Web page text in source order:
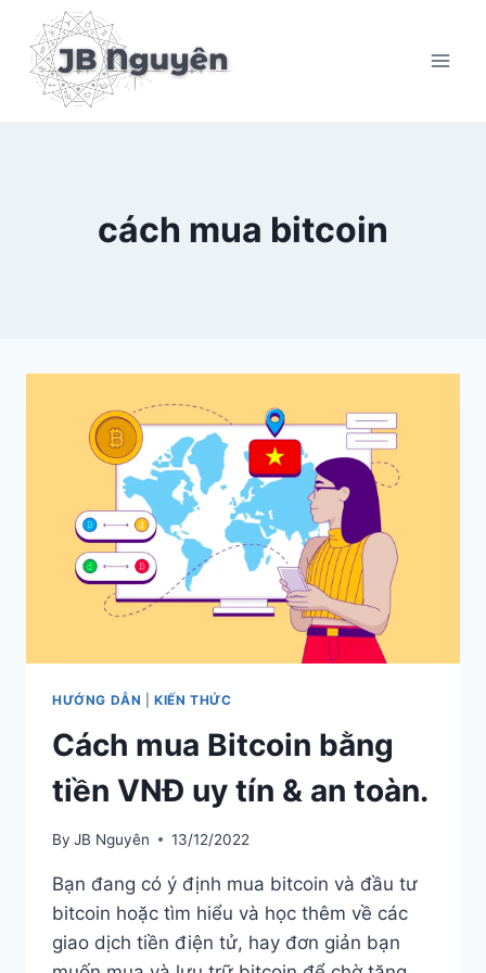
content
cách mua bitcoin
HƯỚNG DẪN |KIẾN THỨC
Cách mua Bitcoin bằng
tiền VNĐ uy tín & an toàn.
By JB Nguyên 13/12/2022
Bạn đang có ý định mua bitcoin và đầu tư
bitcoin hoặc tìm hiểu và học thêm về các
giao dịch tiền điện tử, hay đơn giản bạn